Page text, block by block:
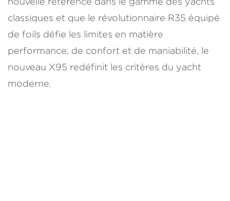
classiques et que le révolutionnaire R35 équipé
de foils défie les limites en matière
performance, de confort et de maniabilité, le
nouveau X95 redéfinit les critères du yacht
moderne.